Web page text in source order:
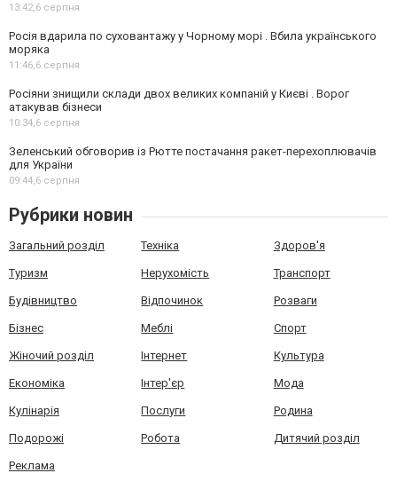
13:42,6 серпня
Росія вдарила по суховантажу у Чорному морі . Вбила українського
моряка
11:46,6 серпня
Росіяни знищили склади двох великих компаній у Києві . Ворог
атакував бізнеси
10:34,6 серпня
Зеленський обговорив із Рютте постачання ракет-перехоплювачів
для України
09:44,6 серпня
Рубрики новин
Загальний розділ Техніка Здоров'я
Туризм Нерухомість Транспорт
Будівництво Відпочинок Розваги
Бізнес Меблі Спорт
Жіночий розділ Інтернет Культура
Економіка Інтер'єр Мода
Кулінарія Послуги Родина
Подорожі Робота Дитячий розділ
Реклама